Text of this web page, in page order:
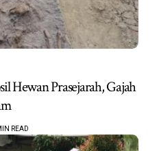
Hewan Prasejarah, Gajah
READ